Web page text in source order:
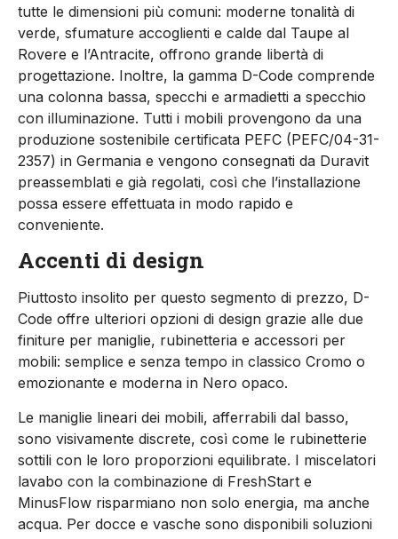
tutte le dimensioni più comuni: moderne tonalità di
verde, sfumature accoglienti e calde dal Taupe al
Rovere e l’Antracite, offrono grande libertà di
progettazione. Inoltre, la gamma D-Code comprende
una colonna bassa, specchi e armadietti a specchio
con illuminazione. Tutti i mobili provengono da una
produzione sostenibile certificata PEFC (PEFC/04-31-
2357) in Germania e vengono consegnati da Duravit
preassemblati e già regolati, così che l’installazione
possa essere effettuata in modo rapido e
conveniente.
Accenti di design
Piuttosto insolito per questo segmento di prezzo, D-
Code offre ulteriori opzioni di design grazie alle due
finiture per maniglie, rubinetteria e accessori per
mobili: semplice e senza tempo in classico Cromo o
emozionante e moderna in Nero opaco.
Le maniglie lineari dei mobili, afferrabili dal basso,
sono visivamente discrete, così come le rubinetterie
sottili con le loro proporzioni equilibrate. I miscelatori
lavabo con la combinazione di FreshStart e
MinusFlow risparmiano non solo energia, ma anche
acqua. Per docce e vasche sono disponibili soluzioni